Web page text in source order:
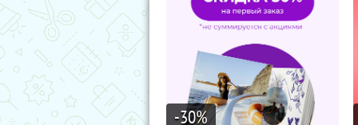
-30%